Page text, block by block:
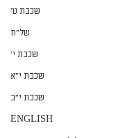
שכבת ט׳
של״ח
שכבת י׳
שכבת י״א
שכבת י״ב
ENGLISH